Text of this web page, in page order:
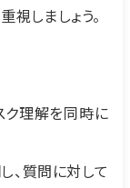
しましょう。
ク理解を同時に
、質問に対して